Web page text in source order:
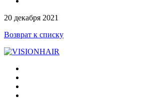
20 декабря 2021
Возврат к списку